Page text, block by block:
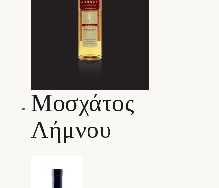
Μoσχάτος
Λήμνου